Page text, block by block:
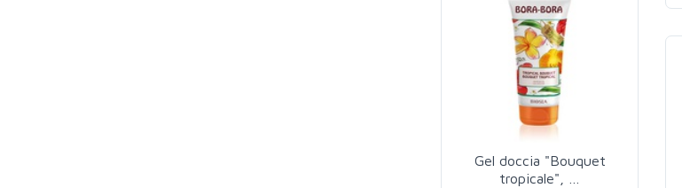
Gel doccia "Bouquet
tropicale", …